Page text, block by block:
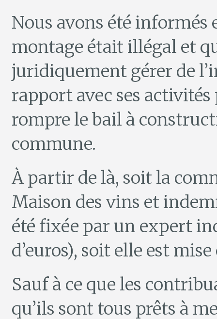
Nous avons été informés
montage était illégal et
juridiquement gérer de
rapport avec ses
rompre le bail à
commune.
À partir de là, soit la
Maison des vins et
été fixée par un expert
d’euros), soit elle est
Sauf à ce que les
qu’ils sont tous prêts à